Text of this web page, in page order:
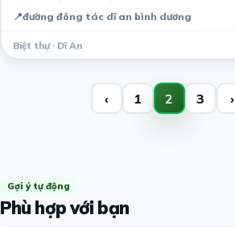
📍đường đông tác dĩ an bình dương
Biệt thự · Dĩ An
‹ 1 2 3 ›
Gợi ý tự động
Phù hợp với bạn